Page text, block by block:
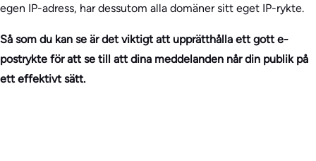
egen IP-adress, har dessutom alla domäner sitt eget IP-rykte.
Så som du kan se är det viktigt att upprätthålla ett gott e-
postrykte för att se till att dina meddelanden når din publik på
ett effektivt sätt.